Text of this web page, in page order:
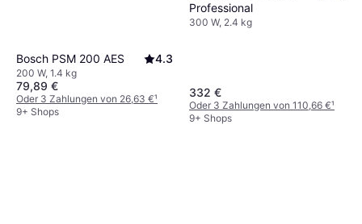
Bosch PSM 200 AES 4.3
200 W, 1.4 kg
79,89 €
Oder 3 Zahlungen von 26,63 €¹
9+ Shops
Professional
300 W, 2.4 kg
332 €
Oder 3 Zahlungen von 110,66 €¹
9+ Shops